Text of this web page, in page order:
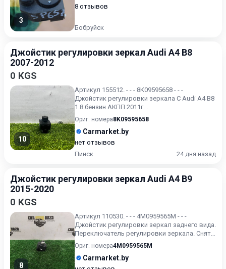
3
8 отзывов
Бобруйск
Джойстик регулировки зеркал Audi A4 B8
2007-2012
0 KGS
10
Артикул 155512. - - - 8K09595658 - - -
Джойстик регулировки зеркала С Audi A4 B8
1.8 бензин АКПП 2011г. .
Ориг. номера8K09595658
Carmarket.by
нет отзывов
Пинск
24 дня назад
Джойстик регулировки зеркал Audi A4 B9
2015-2020
0 KGS
8
Артикул 110530. - - - 4M0959565M - - -
Джойстик регулировки зеркал заднего вида.
Переключатель регулировки зеркала. Снят с
Audi A4 B9 2017г...
Ориг. номера4M0959565M
Carmarket.by